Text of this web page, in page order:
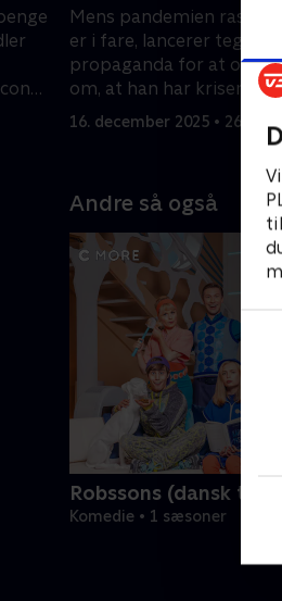
Mens pandemien raser,
er i fare, lancerer
propaganda for at
om, at han har krisen
16. december 2025 • 26 min
Andre så også
Robssons (dansk tale)
Komedie • 1 sæsoner